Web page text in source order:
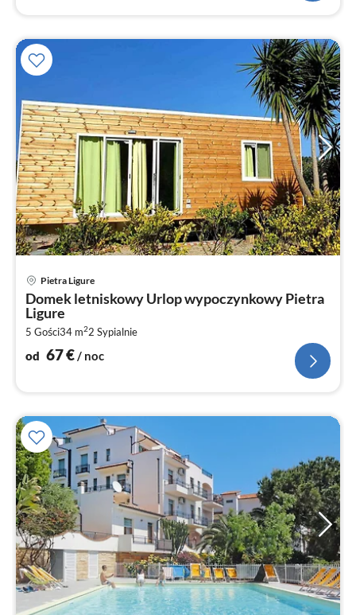
Pietra Ligure
Domek letniskowy Urlop wypoczynkowy Pietra
Ligure
5 Gości34 m22 Sypialnie
od 67€/ noc